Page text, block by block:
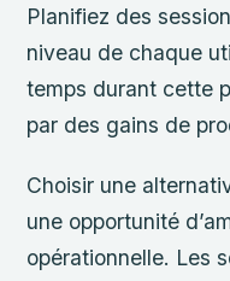
Planifiez des
niveau de chaque
temps durant cette
par des gains de
Choisir une
une opportunité
opérationnelle. Les